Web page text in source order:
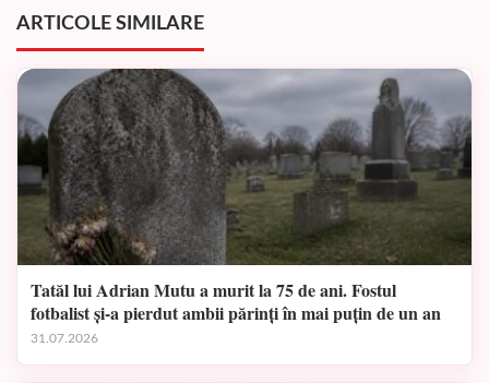
ARTICOLE SIMILARE
Tatăl lui Adrian Mutu a murit la 75 de ani. Fostul
fotbalist și-a pierdut ambii părinți în mai puțin de un an
31.07.2026